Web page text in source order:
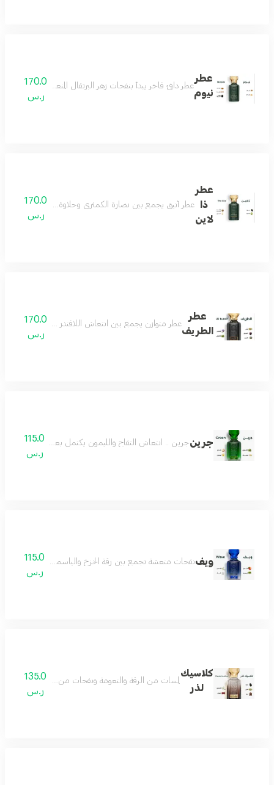
عطر
نيوم
عطر دافئ فاخر يبدأ بنفحات زهر البرتقال المنعشة ممزوجة
170.0
ر.س
عطر
ذا
لاين
عطر أنيق يجمع بين نضارة الكمثرى وحلاوة البرقوق مع
170.0
ر.س
عطر
الطريف
عطر متوازن يجمع بين انتعاش اللافندر ودفء الهيل مع
170.0
ر.س
جرينجرين .. انتعاش التفاح والليمون يكتمل بعمق الباتشولي
115.0
ر.س
ويفنفحات منعشة تجمع بين رقة الخزخ والياسمين عبير الفل
115.0
ر.س
كلاسيك
لذر
لمسات من الرقة والنعومة ونفحات من الجمال الذي
135.0
ر.س